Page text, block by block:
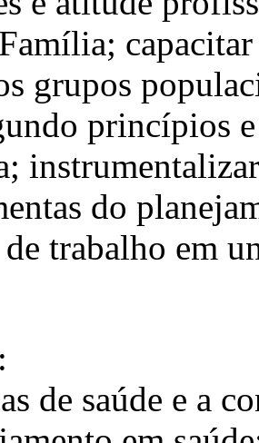
grupos
princípios
do
de trabalho em
de saúde e a